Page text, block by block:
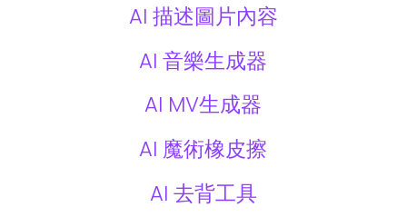
AI 描述圖片內容
AI 音樂生成器
AI MV生成器
AI 魔術橡皮擦
AI 去背工具